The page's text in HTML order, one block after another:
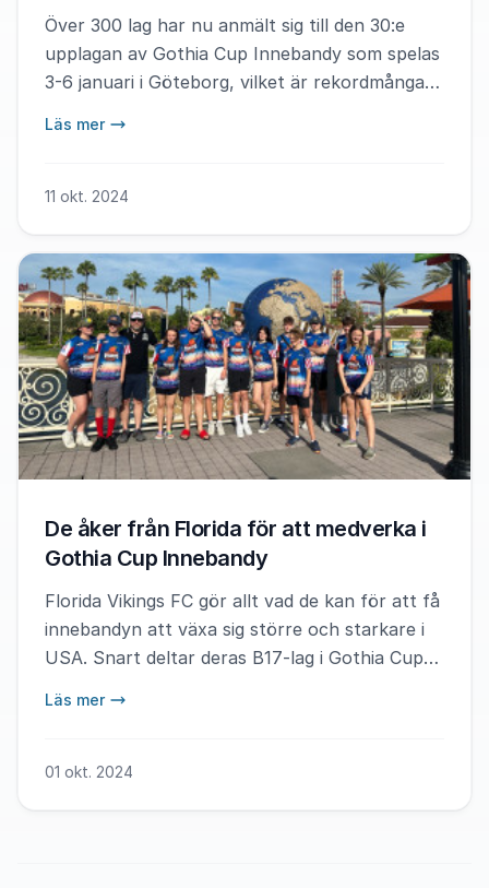
Över 300 lag har nu anmält sig till den 30:e
upplagan av Gothia Cup Innebandy som spelas
3-6 januari i Göteborg, vilket är rekordmånga
Läs mer
11 okt. 2024
De åker från Florida för att medverka i
Gothia Cup Innebandy
Florida Vikings FC gör allt vad de kan för att få
innebandyn att växa sig större och starkare i
USA. Snart deltar deras B17-lag i Gothia Cup
Läs mer
01 okt. 2024